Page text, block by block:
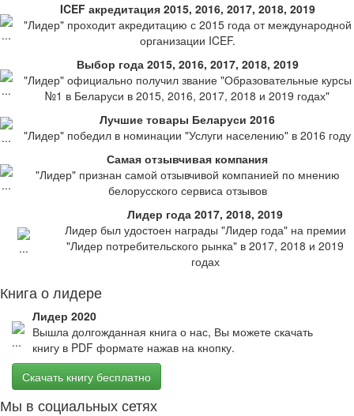
ICEF акредитация 2015, 2016, 2017, 2018, 2019
"Лидер" проходит акредитацию с 2015 года от международной
организации ICEF.
Выбор года 2015, 2016, 2017, 2018, 2019
"Лидер" официально получил звание "Образовательные курсы
№1 в Беларуси в 2015, 2016, 2017, 2018 и 2019 годах"
Лучшие товары Беларуси 2016
"Лидер" победил в номинации "Услуги населению" в 2016 году
Самая отзывчивая компания
"Лидер" признан самой отзывчивой компанией по мнению
белорусского сервиса отзывов
Лидер года 2017, 2018, 2019
Лидер был удостоен награды "Лидер года" на премии
"Лидер потребительского рынка" в 2017, 2018 и 2019
годах
Книга о лидере
Лидер 2020
Вышла долгожданная книга о нас, Вы можете скачать
книгу в PDF формате нажав на кнопку.
Скачать книгу бесплатно
Мы в социальных сетях